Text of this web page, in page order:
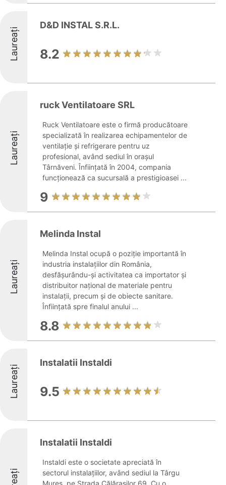
Laureați
D&D INSTAL S.R.L.
8.2
Laureați
ruck Ventilatoare SRL
Ruck Ventilatoare este o firmă producătoare
specializată în realizarea echipamentelor de
ventilație și refrigerare pentru uz
profesional, având sediul în orașul
Târnăveni. Înființată în 2004, compania
funcționează ca sucursală a prestigioasei ...
9
Laureați
Melinda Instal
Melinda Instal ocupă o poziție importantă în
industria instalațiilor din România,
desfășurându-și activitatea ca importator și
distribuitor național de materiale pentru
instalații, precum și de obiecte sanitare.
Înființată spre finalul anului ...
8.8
Laureați
Instalatii Instaldi
9.5
Instalatii Instaldi
Instaldi este o societate apreciată în
sectorul instalațiilor, având sediul la Târgu
Mureș, pe Strada Călărașilor 69. Cu o